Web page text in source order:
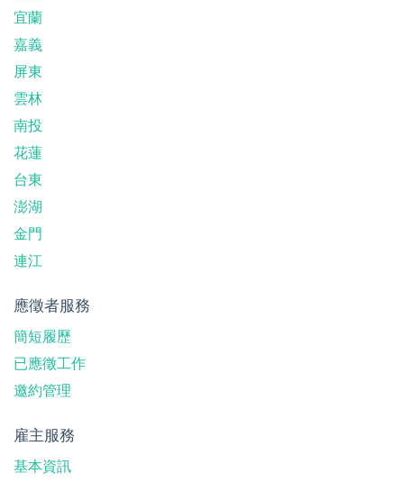
宜蘭
嘉義
屏東
雲林
南投
花蓮
台東
澎湖
金門
連江
應徵者服務
簡短履歷
已應徵工作
邀約管理
雇主服務
基本資訊